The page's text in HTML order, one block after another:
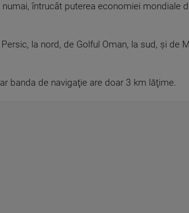
întrucât puterea economiei mondiale
la nord, de Golful Oman, la sud, şi de
banda de navigaţie are doar 3 km lăţime.